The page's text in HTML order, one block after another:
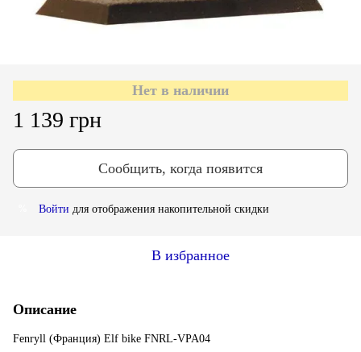
Нет в наличии
1 139 грн
Сообщить, когда появится
Войти для отображения накопительной скидки
В избранное
Описание
Fenryll (Франция) Elf bike FNRL-VPA04